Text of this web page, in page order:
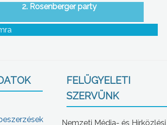
2. Rosenberger party
FELÜGYELETI
SZERVÜNK
Nemzeti Média- és Hírközlési